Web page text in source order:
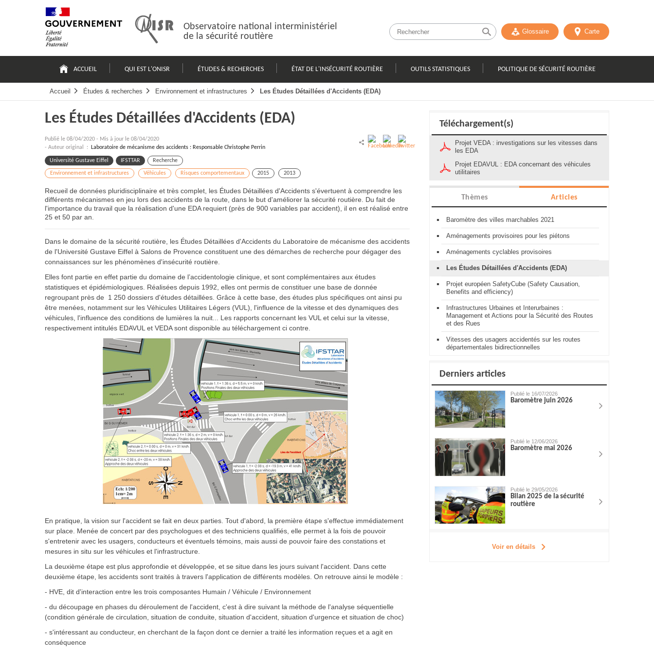
Observatoire national interministériel
de la sécurité routière
Glossaire Carte
principale
ACCUEIL QUI EST L'ONISR ÉTUDES & RECHERCHES ÉTAT DE L'INSÉCURITÉ ROUTIÈRE OUTILS STATISTIQUES POLITIQUE DE SÉCURITÉ ROUTIÈRE
Accueil Études & recherches Environnement et infrastructures Les Études Détaillées d'Accidents (EDA)
Les Études Détaillées d'Accidents (EDA)
Publié le 08/04/2020 - Mis à jour le 08/04/2020
- Auteur original : Laboratoire de mécanisme des accidents : Responsable Christophe Perrin
Université Gustave Eiffel IFSTTAR Recherche
Environnement et infrastructures Véhicules Risques comportementaux 2015 2013
Recueil de données pluridisciplinaire et très complet, les Études Détaillées d'Accidents s'évertuent à comprendre les
différents mécanismes en jeu lors des accidents de la route, dans le but d'améliorer la sécurité routière. Du fait de
l'importance du travail que la réalisation d'une EDA requiert (près de 900 variables par accident), il en est réalisé entre
25 et 50 par an.
Dans le domaine de la sécurité routière, les Études Détaillées d'Accidents du Laboratoire de mécanisme des accidents
de l'Université Gustave Eiffel à Salons de Provence constituent une des démarches de recherche pour dégager des
connaissances sur les phénomènes d'insécurité routière.
Elles font partie en effet partie du domaine de l’accidentologie clinique, et sont complémentaires aux études
statistiques et épidémiologiques. Réalisées depuis 1992, elles ont permis de constituer une base de donnée
regroupant près de 1 250 dossiers d'études détaillées. Grâce à cette base, des études plus spécifiques ont ainsi pu
être menées, notamment sur les Véhicules Utilitaires Légers (VUL), l'influence de la vitesse et des dynamiques des
véhicules, l'influence des conditions de lumières la nuit... Les rapports concernant les VUL et celui sur la vitesse,
respectivement intitulés EDAVUL et VEDA sont disponible au téléchargement ci contre.
En pratique, la vision sur l'accident se fait en deux parties. Tout d'abord, la première étape s'effectue immédiatement
sur place. Menée de concert par des psychologues et des techniciens qualifiés, elle permet à la fois de pouvoir
s'entretenir avec les usagers, conducteurs et éventuels témoins, mais aussi de pouvoir faire des constations et
mesures in situ sur les véhicules et l'infrastructure.
La deuxième étape est plus approfondie et développée, et se situe dans les jours suivant l'accident. Dans cette
deuxième étape, les accidents sont traités à travers l'application de différents modèles. On retrouve ainsi le modèle :
- HVE, dit d'interaction entre les trois composantes Humain / Véhicule / Environnement
- du découpage en phases du déroulement de l'accident, c'est à dire suivant la méthode de l'analyse séquentielle
(condition générale de circulation, situation de conduite, situation d'accident, situation d'urgence et situation de choc)
- s'intéressant au conducteur, en cherchant de la façon dont ce dernier a traité les information reçues et a agit en
conséquence
Téléchargement(s)
Projet VEDA : investigations sur les vitesses dans
les EDA
Projet EDAVUL : EDA concernant des véhicules
utilitaires
Thèmes Articles
Baromètre des villes marchables 2021
Aménagements provisoires pour les piétons
Aménagements cyclables provisoires
Les Études Détaillées d'Accidents (EDA)
Projet européen SafetyCube (Safety Causation,
Benefits and efficiency)
Infrastructures Urbaines et Interurbaines :
Management et Actions pour la Sécurité des Routes
et des Rues
Vitesses des usagers accidentés sur les routes
départementales bidirectionnelles
Derniers articles
Publié le 16/07/2026
Baromètre juin 2026
Publié le 12/06/2026
Baromètre mai 2026
Publié le 29/05/2026
Bilan 2025 de la sécurité
routière
Voir en détails